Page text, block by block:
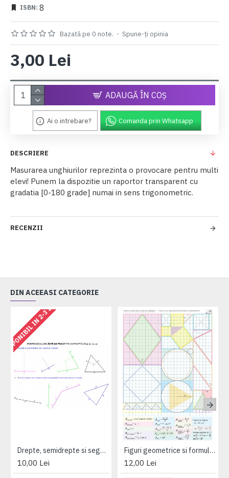
ISBN: 8
Bazată pe 0 note. - Spune-ţi opinia
3,00 Lei
ADAUGĂ ÎN COŞ
Ai o intrebare? Comanda prin Whatsapp
DESCRIERE
Masurarea unghiurilor reprezinta o provocare pentru multi
elevi! Punem la dispozitie un raportor transparent cu
gradatia [0-180 grade] numai in sens trigonometric.
RECENZII
DIN ACEEASI CATEGORIE
DISPONIBIL IN 2-3 ZILE
Drepte, semidrepte si segmente - fise de lucru
10,00 Lei
Figuri geometrice si formule - fisa de lucru magnetica si plastifiata (A3)
12,00 Lei